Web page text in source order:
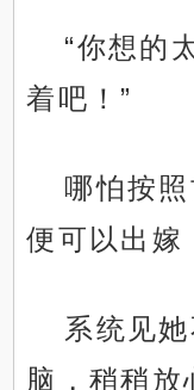
“你想的
着吧！”
哪怕按
便可以出嫁
系统见
脑，稍稍放